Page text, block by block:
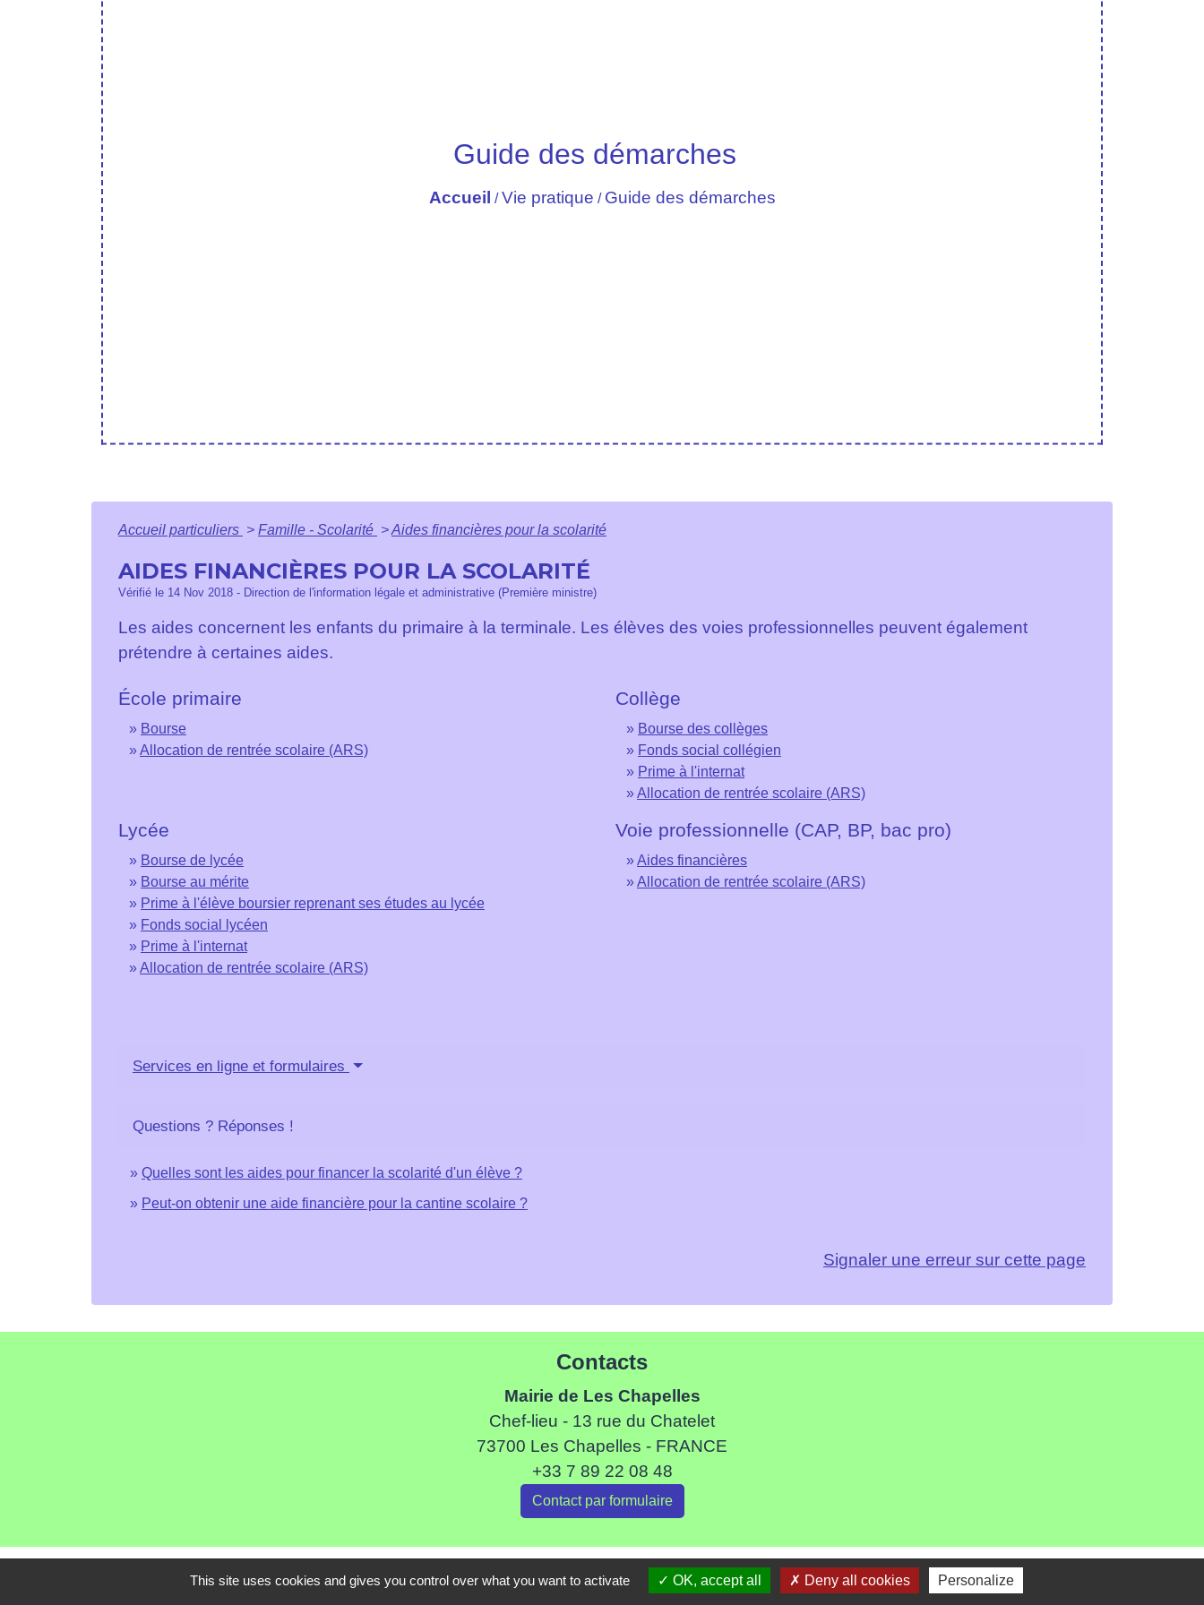
Guide des démarches
Accueil /Vie pratique / Guide des démarches
Accueil particuliers > Famille - Scolarité >Aides financières pour la scolarité
AIDES FINANCIÈRES POUR LA SCOLARITÉ
Vérifié le 14 Nov 2018 - Direction de l'information légale et administrative (Première ministre)
Les aides concernent les enfants du primaire à la terminale. Les élèves des voies professionnelles peuvent également
prétendre à certaines aides.
École primaire
Bourse
Allocation de rentrée scolaire (ARS)
Collège
Bourse des collèges
Fonds social collégien
Prime à l'internat
Allocation de rentrée scolaire (ARS)
Lycée
Bourse de lycée
Bourse au mérite
Prime à l'élève boursier reprenant ses études au lycée
Fonds social lycéen
Prime à l'internat
Allocation de rentrée scolaire (ARS)
Voie professionnelle (CAP, BP, bac pro)
Aides financières
Allocation de rentrée scolaire (ARS)
Services en ligne et formulaires
Questions ? Réponses !
Quelles sont les aides pour financer la scolarité d'un élève ?
Peut-on obtenir une aide financière pour la cantine scolaire ?
Signaler une erreur sur cette page
Contacts
Mairie de Les Chapelles
Chef-lieu - 13 rue du Chatelet
73700 Les Chapelles - FRANCE
+33 7 89 22 08 48
Contact par formulaire
This site uses cookies and gives you control over what you want to activate OK, accept all Deny all cookies Personalize